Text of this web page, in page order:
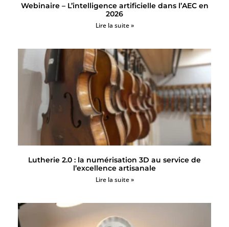
Webinaire – L’intelligence artificielle dans l’AEC en
2026
Lire la suite »
Lutherie 2.0 : la numérisation 3D au service de
l’excellence artisanale
Lire la suite »